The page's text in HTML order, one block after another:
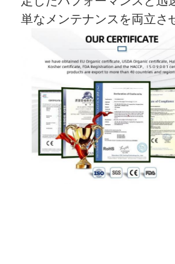
単なメンテナンスを両立さ